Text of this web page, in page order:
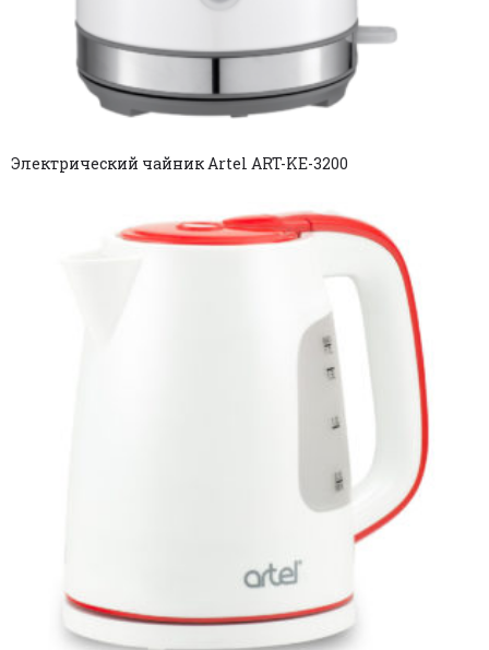
Электрический чайник Artel ART-KE-3200